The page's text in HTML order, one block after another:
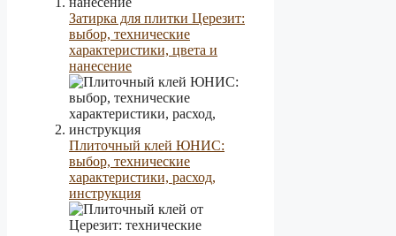
Затирка для плитки Церезит:
выбор, технические
характеристики, цвета и
нанесение
Плиточный клей ЮНИС:
выбор, технические
характеристики, расход,
инструкция